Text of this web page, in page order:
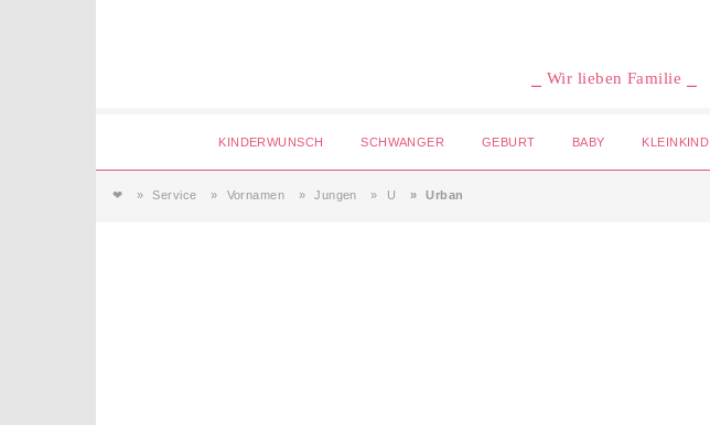
⎯ Wir lieben Familie ⎯
KINDERWUNSCH SCHWANGER GEBURT BABY KLEINKIND
❤ Service Vornamen Jungen U Urban